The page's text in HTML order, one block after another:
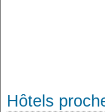
Hôtels